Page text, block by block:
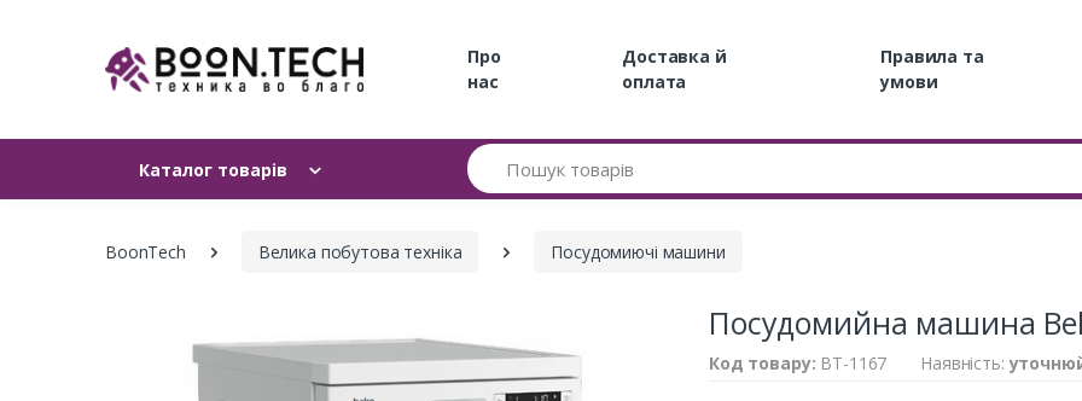
Про
нас
Доставка й
оплата
Правила та
умови
Каталог товарів
Пошук
BoonTech Велика побутова техніка Посудомиючі машини
Посудомийна машина
Код товару: BT-1167 Наявність: